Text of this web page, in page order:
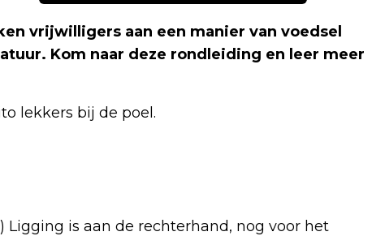
vrijwilligers aan een manier van voedsel
Kom naar deze rondleiding en leer meer
lekkers bij de poel.
Ligging is aan de rechterhand, nog voor het